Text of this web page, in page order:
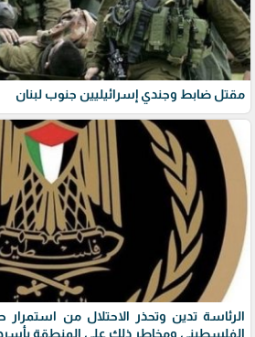
مقتل ضابط وجندي إسرائيليين جنوب لبنان
الرئاسة تدين وتحذر الاحتلال من
الفلسطيني ومخاطر ذلك على المنطقة